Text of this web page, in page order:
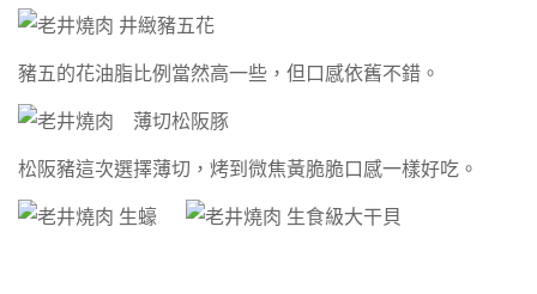
豬五的花油脂比例當然高一些，但口感依舊不錯。
松阪豬這次選擇薄切，烤到微焦黃脆脆口感一樣好吃。